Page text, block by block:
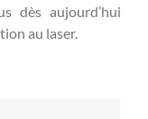
dès aujourd’hui
au laser.